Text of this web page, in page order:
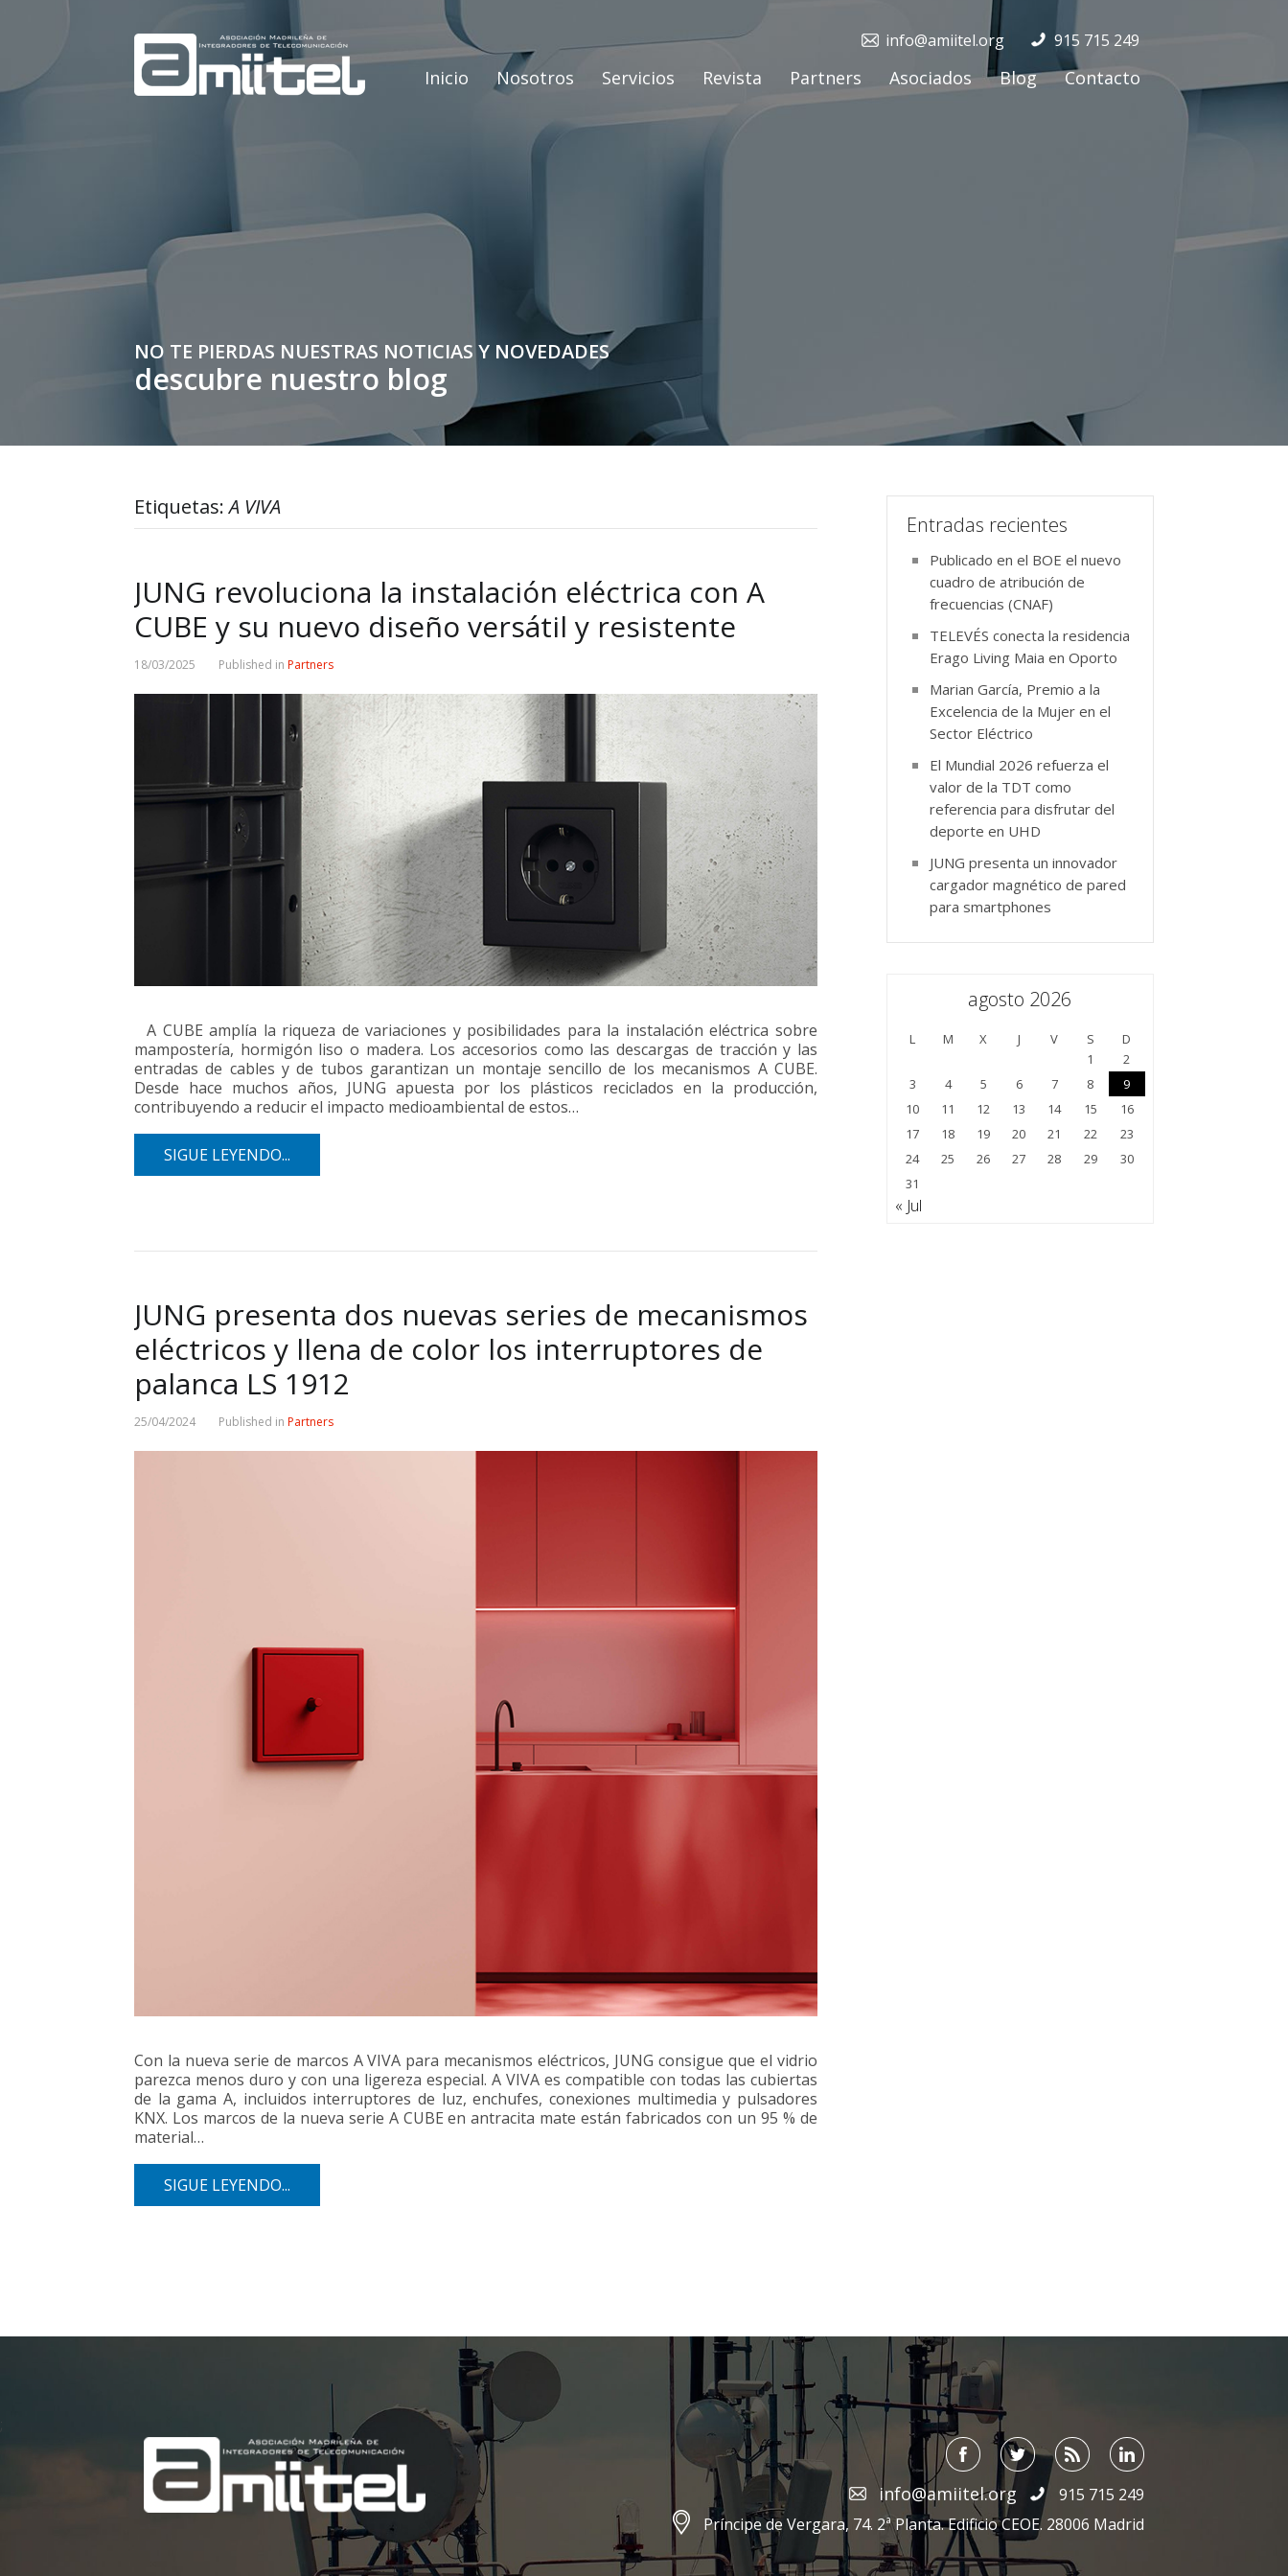
915 715 249
info@amiitel.org
Inicio Nosotros Servicios Revista Partners Asociados Blog Contacto
NO TE PIERDAS NUESTRAS NOTICIAS Y NOVEDADES
descubre nuestro blog
Etiquetas:A VIVA
JUNG revoluciona la instalación eléctrica con A
CUBE y su nuevo diseño versátil y resistente
18/03/2025 Published in Partners
A CUBE amplía la riqueza de variaciones y posibilidades para la instalación eléctrica sobre
mampostería, hormigón liso o madera. Los accesorios como las descargas de tracción y las
entradas de cables y de tubos garantizan un montaje sencillo de los mecanismos A CUBE.
Desde hace muchos años, JUNG apuesta por los plásticos reciclados en la producción,
contribuyendo a reducir el impacto medioambiental de estos…
SIGUE LEYENDO...
JUNG presenta dos nuevas series de mecanismos
eléctricos y llena de color los interruptores de
palanca LS 1912
25/04/2024 Published in Partners
Con la nueva serie de marcos A VIVA para mecanismos eléctricos, JUNG consigue que el vidrio
parezca menos duro y con una ligereza especial. A VIVA es compatible con todas las cubiertas
de la gama A, incluidos interruptores de luz, enchufes, conexiones multimedia y pulsadores
KNX. Los marcos de la nueva serie A CUBE en antracita mate están fabricados con un 95 % de
material…
SIGUE LEYENDO...
Entradas recientes
Publicado en el BOE el nuevo
cuadro de atribución de
frecuencias (CNAF)
TELEVÉS conecta la residencia
Erago Living Maia en Oporto
Marian García, Premio a la
Excelencia de la Mujer en el
Sector Eléctrico
El Mundial 2026 refuerza el
valor de la TDT como
referencia para disfrutar del
deporte en UHD
JUNG presenta un innovador
cargador magnético de pared
para smartphones
agosto 2026
L M X J V S
D
1
2
3
4 5 6 7 8
9
10
11 12 13 14 15
16
17
18 19 20 21 22
23
24
25 26 27 28 29
30
31
« Jul
;
info@amiitel.org
915 715 249
Príncipe de Vergara, 74. 2ª Planta. Edificio CEOE. 28006 Madrid